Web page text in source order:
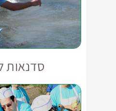
סדנאות